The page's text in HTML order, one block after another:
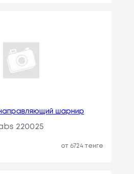
шарнир
220025
от 6724 тенге